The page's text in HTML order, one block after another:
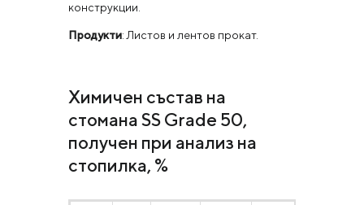
конструкции.
Продукти: Листов и лентов прокат.
Химичен състав на
стомана SS Grade 50,
получен при анализ на
стопилка, %